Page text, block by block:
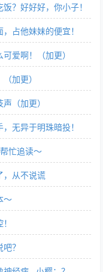
？好好好，你小子！
占他妹妹的便宜！
爱啊！（加更）
加更）
（加更）
无异于明珠暗投！
忙追读～
，从不说谎
～
？